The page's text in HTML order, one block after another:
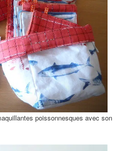
poissonnesques avec son